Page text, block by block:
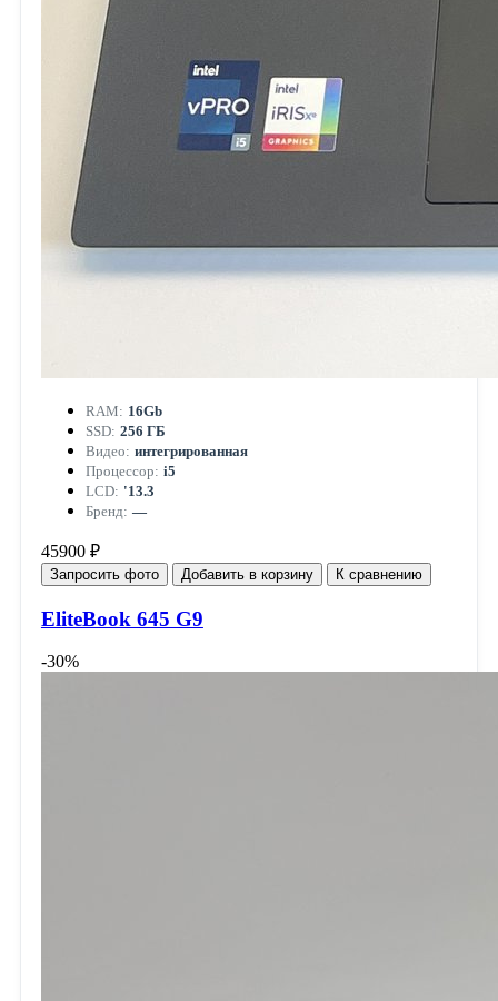
RAM: 16Gb
SSD: 256 ГБ
Видео: интегрированная
Процессор: i5
LCD: '13.3
Бренд: —
45900 ₽
Запросить фото Добавить в корзину К сравнению
EliteBook 645 G9
-30%